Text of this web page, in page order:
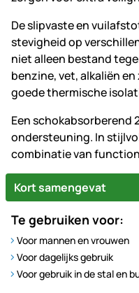
De slipvaste en
stevigheid op
niet alleen bestand
benzine, vet, alkaliën
goede thermische
Een schokabsorberend
ondersteuning. In
combinatie van
Kort samengevat
Te gebruiken voor:
Voor mannen en vrouwen
Voor dagelijks gebruik
Voor gebruik in de stal en